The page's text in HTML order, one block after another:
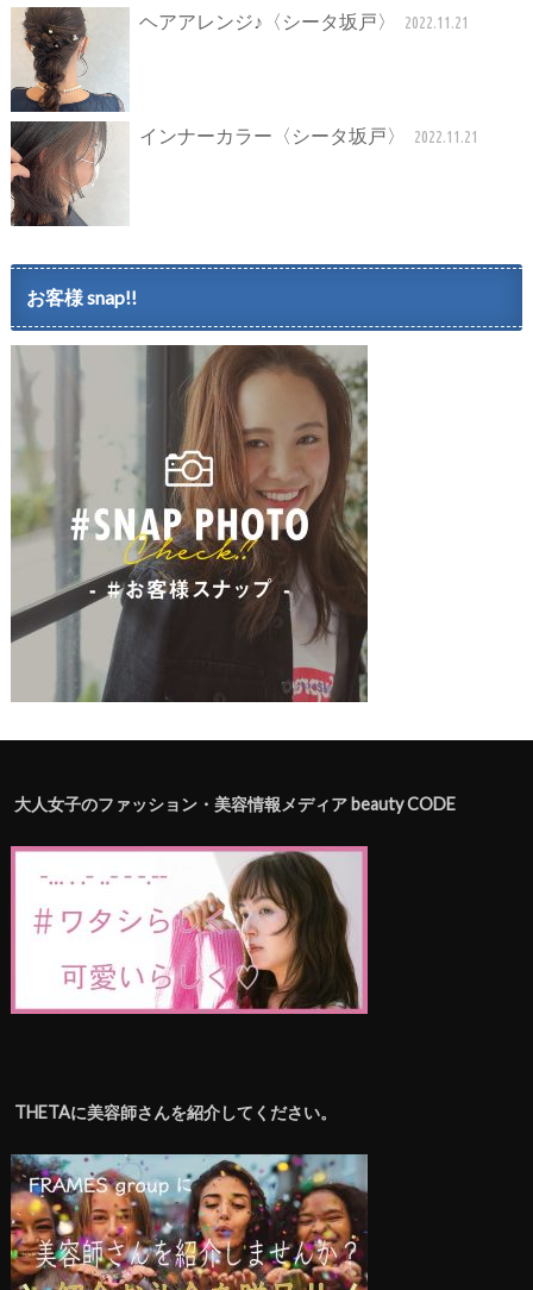
ヘアアレンジ♪〈シータ坂戸〉 2022.11.21
インナーカラー〈シータ坂戸〉 2022.11.21
お客様 snap!!
大人女子のファッション・美容情報メディア beauty CODE
THETAに美容師さんを紹介してください。